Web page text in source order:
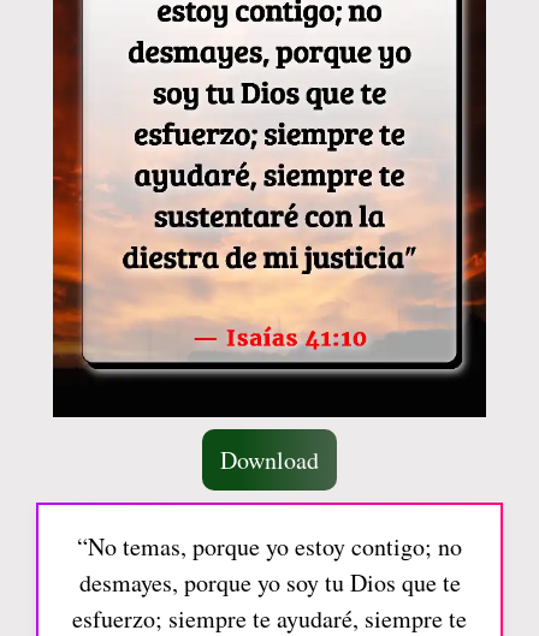
Download
“No temas, porque yo estoy contigo; no
desmayes, porque yo soy tu Dios que te
esfuerzo; siempre te ayudaré, siempre te